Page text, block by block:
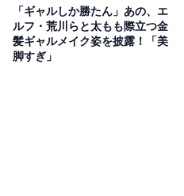
「ギャルしか勝たん」あの、エ
ルフ・荒川らと太もも際立つ金
髪ギャルメイク姿を披露！「美
脚すぎ」